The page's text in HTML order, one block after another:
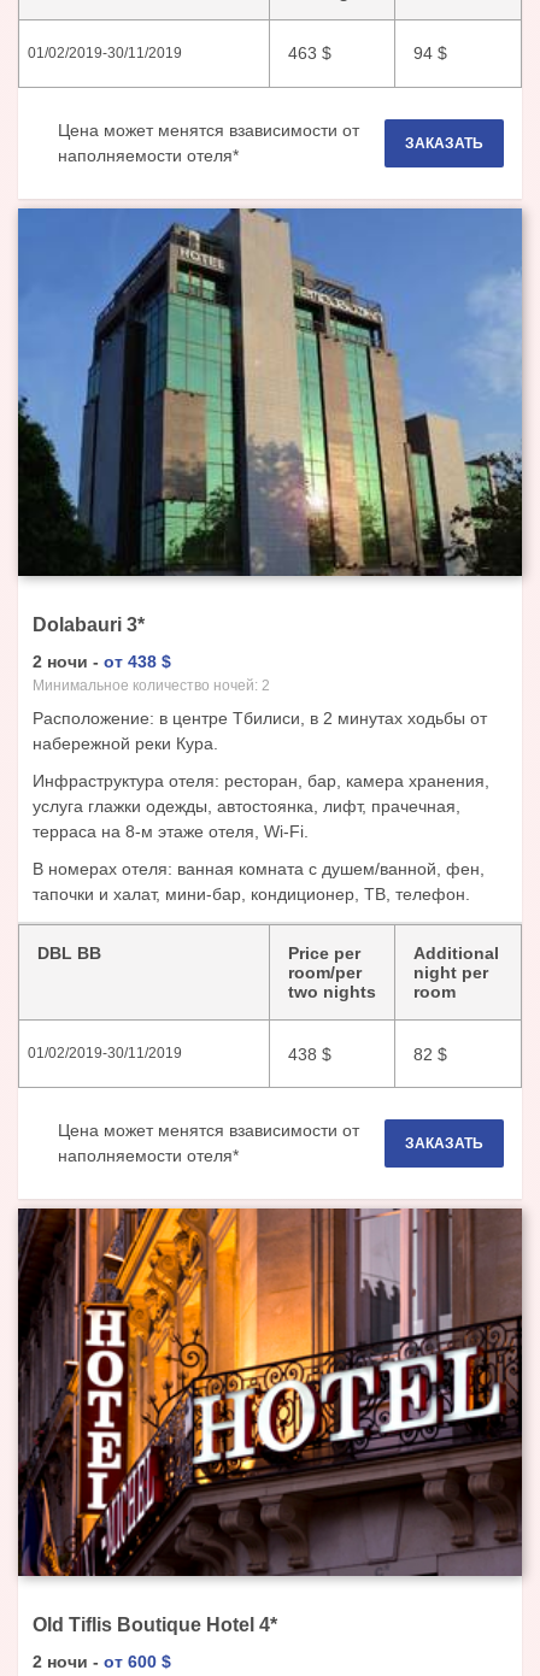
01/02/2019-30/11/2019 463 $ 94 $
Цена может менятся взависимости от
наполняемости отеля*
ЗАКАЗАТЬ
Dolabauri 3*
2 ночи - от 438 $
Минимальное количество ночей: 2
Расположение: в центре Тбилиси, в 2 минутах ходьбы от
набережной реки Кура.
Инфраструктура отеля: ресторан, бар, камера хранения,
услуга глажки одежды, автостоянка, лифт, прачечная,
терраса на 8-м этаже отеля, Wi-Fi.
В номерах отеля: ванная комната с душем/ванной, фен,
тапочки и халат, мини-бар, кондиционер, ТВ, телефон.
DBL BB
Price per
room/per
two nights
Additional
night per
room
01/02/2019-30/11/2019 438 $ 82 $
Цена может менятся взависимости от
наполняемости отеля*
ЗАКАЗАТЬ
Old Tiflis Boutique Hotel 4*
2 ночи - от 600 $